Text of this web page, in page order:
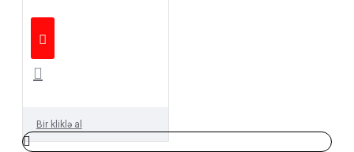
Bir kliklə al